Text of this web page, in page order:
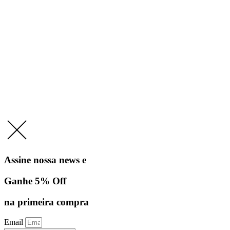
Assine nossa news e
Ganhe 5% Off
na primeira compra
Email